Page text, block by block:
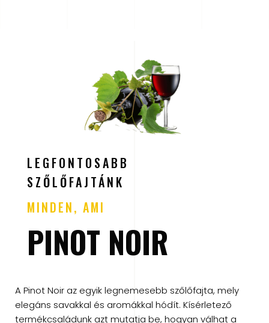
LEGFONTOSABB
SZŐLŐFAJTÁNK
MINDEN, AMI
PINOT NOIR
A Pinot Noir az egyik legnemesebb szőlőfajta, mely
elegáns savakkal és aromákkal hódít. Kísérletező
termékcsaládunk azt mutatja be, hogyan válhat a